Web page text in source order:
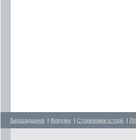
Бершадщина | Форуми | Сторінками історії |